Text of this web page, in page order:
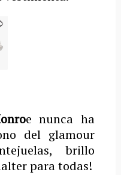
e nunca ha
del glamour
brillo
para todas!